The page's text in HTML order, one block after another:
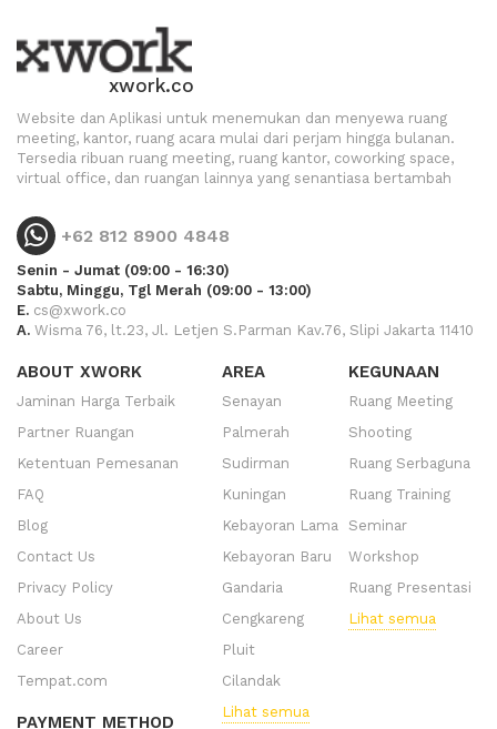
xwork.co
Website dan Aplikasi untuk menemukan dan menyewa ruang
meeting, kantor, ruang acara mulai dari perjam hingga bulanan.
Tersedia ribuan ruang meeting, ruang kantor, coworking space,
virtual office, dan ruangan lainnya yang senantiasa bertambah
+62 812 8900 4848
Senin - Jumat (09:00 - 16:30)
Sabtu, Minggu, Tgl Merah (09:00 - 13:00)
E. cs@xwork.co
A. Wisma 76, lt.23, Jl. Letjen S.Parman Kav.76, Slipi Jakarta 11410
ABOUT XWORK
Jaminan Harga Terbaik
Partner Ruangan
Ketentuan Pemesanan
FAQ
Blog
Contact Us
Privacy Policy
About Us
Career
Tempat.com
PAYMENT METHOD
AREA
Senayan
Palmerah
Sudirman
Kuningan
Kebayoran Lama
Kebayoran Baru
Gandaria
Cengkareng
Pluit
Cilandak
Lihat semua
KEGUNAAN
Ruang Meeting
Shooting
Ruang Serbaguna
Ruang Training
Seminar
Workshop
Ruang Presentasi
Lihat semua